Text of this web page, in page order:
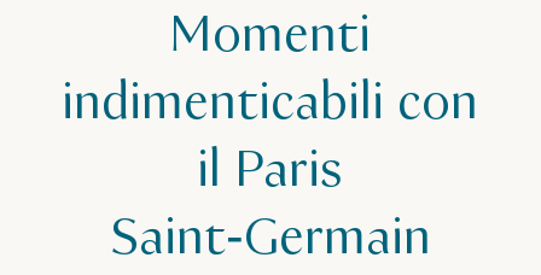
Momenti
indimenticabili con
il Paris
Saint‑Germain